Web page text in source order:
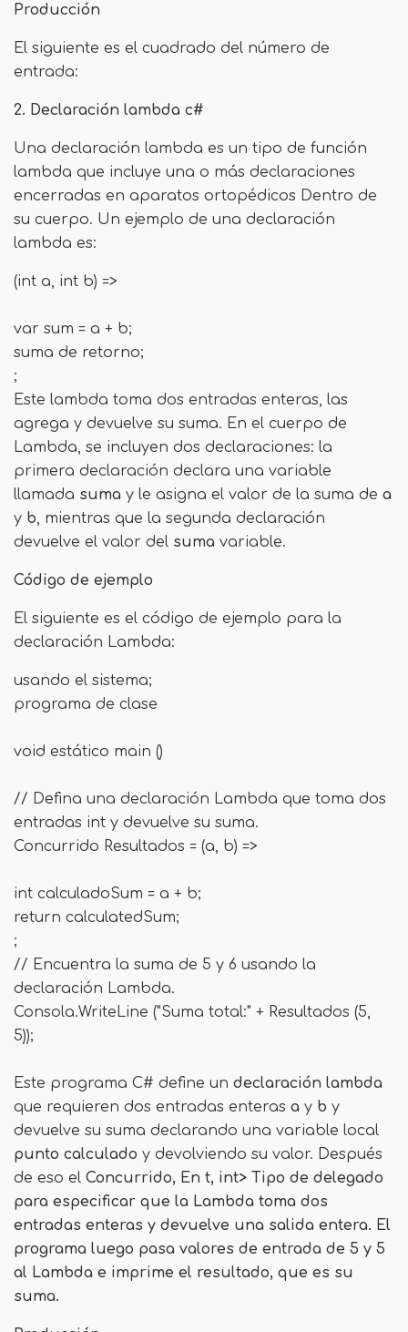
Producción
El siguiente es el cuadrado del número de
entrada:
2. Declaración lambda c#
Una declaración lambda es un tipo de función
lambda que incluye una o más declaraciones
encerradas en aparatos ortopédicos Dentro de
su cuerpo. Un ejemplo de una declaración
lambda es:
(int a, int b) =>
var sum = a + b;
suma de retorno;
;
Este lambda toma dos entradas enteras, las
agrega y devuelve su suma. En el cuerpo de
Lambda, se incluyen dos declaraciones: la
primera declaración declara una variable
llamada suma y le asigna el valor de la suma de a
y b, mientras que la segunda declaración
devuelve el valor del suma variable.
Código de ejemplo
El siguiente es el código de ejemplo para la
declaración Lambda:
usando el sistema;
programa de clase
void estático main ()
// Defina una declaración Lambda que toma dos
entradas int y devuelve su suma.
Concurrido Resultados = (a, b) =>
int calculadoSum = a + b;
return calculatedSum;
;
// Encuentra la suma de 5 y 6 usando la
declaración Lambda.
Consola.WriteLine ("Suma total:" + Resultados (5,
5));
Este programa C# define un declaración lambda
que requieren dos entradas enteras a y b y
devuelve su suma declarando una variable local
punto calculado y devolviendo su valor. Después
de eso el Concurrido, En t, int> Tipo de delegado
para especificar que la Lambda toma dos
entradas enteras y devuelve una salida entera. El
programa luego pasa valores de entrada de 5 y 5
al Lambda e imprime el resultado, que es su
suma.